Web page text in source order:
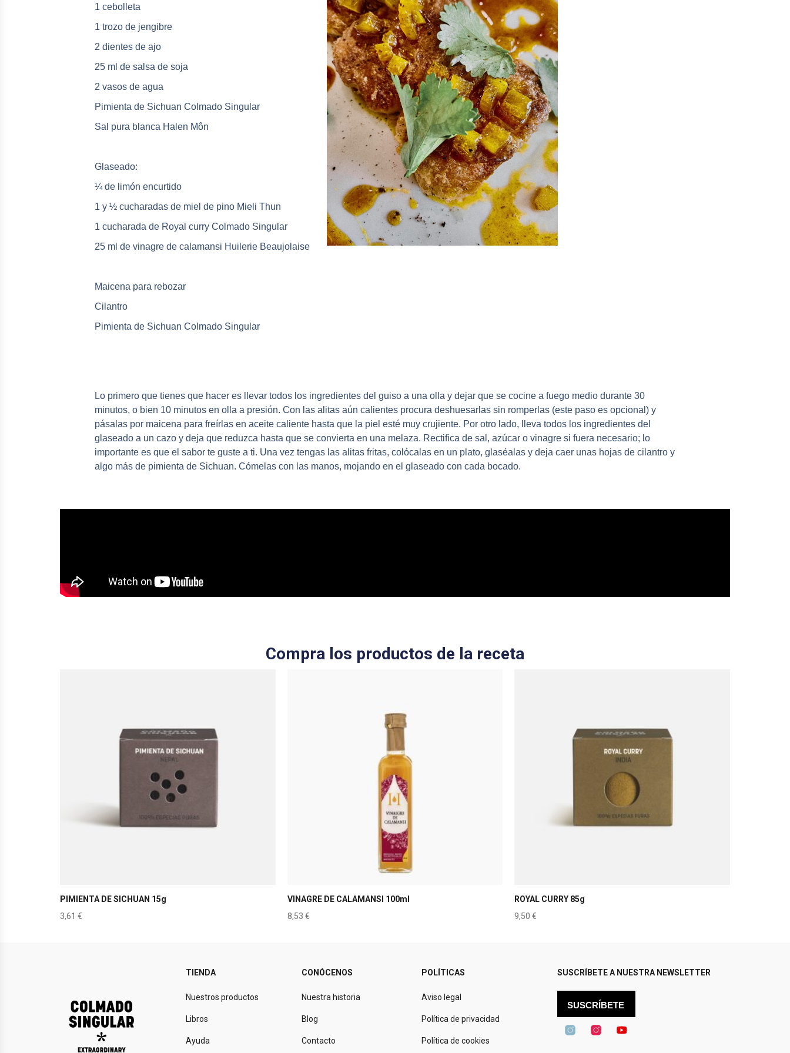
1 cebolleta
1 trozo de jengibre
2 dientes de ajo
25 ml de salsa de soja
2 vasos de agua
Pimienta de Sichuan Colmado Singular
Sal pura blanca Halen Môn
Glaseado:
¼ de limón encurtido
1 y ½ cucharadas de miel de pino Mieli Thun
1 cucharada de Royal curry Colmado Singular
25 ml de vinagre de calamansi Huilerie Beaujolaise
Maicena para rebozar
Cilantro
Pimienta de Sichuan Colmado Singular
Lo primero que tienes que hacer es llevar todos los ingredientes del guiso a una olla y dejar que se cocine a fuego medio durante 30
minutos, o bien 10 minutos en olla a presión. Con las alitas aún calientes procura deshuesarlas sin romperlas (este paso es opcional) y
pásalas por maicena para freírlas en aceite caliente hasta que la piel esté muy crujiente. Por otro lado, lleva todos los ingredientes del
glaseado a un cazo y deja que reduzca hasta que se convierta en una melaza. Rectifica de sal, azúcar o vinagre si fuera necesario; lo
importante es que el sabor te guste a ti. Una vez tengas las alitas fritas, colócalas en un plato, glaséalas y deja caer unas hojas de cilantro y
algo más de pimienta de Sichuan. Cómelas con las manos, mojando en el glaseado con cada bocado.
Compra los productos de la receta
PIMIENTA DE SICHUAN 15g
3,61 €
VINAGRE DE CALAMANSI 100ml
8,53 €
ROYAL CURRY 85g
9,50€
TIENDA
Nuestros productos
Libros
Ayuda
CONÓCENOS
Nuestra historia
Blog
Contacto
POLÍTICAS
Aviso legal
Política de privacidad
Política de cookies
SUSCRÍBETE A NUESTRA NEWSLETTER
SUSCRÍBETE